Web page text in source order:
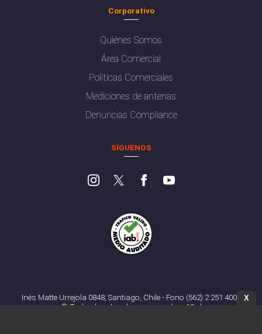
Corporativo
Quiénes Somos
Área Comercial
Políticas Comerciales
Mediciones de antenas
Denuncias Compliance
SÍGUENOS
Inés Matte Urrejola 0848, Santiago, Chile - Fono (562) 2 251 4000
© Todos los derechos reservados. 13.cl
X